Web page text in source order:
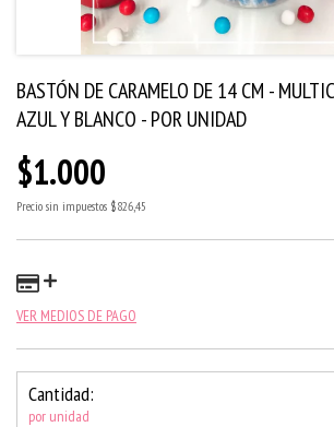
BASTÓN DE CARAMELO DE 14 CM -
AZUL Y BLANCO - POR UNIDAD
$1.000
Precio sin impuestos $826,45
VER MEDIOS DE PAGO
Cantidad:
por unidad